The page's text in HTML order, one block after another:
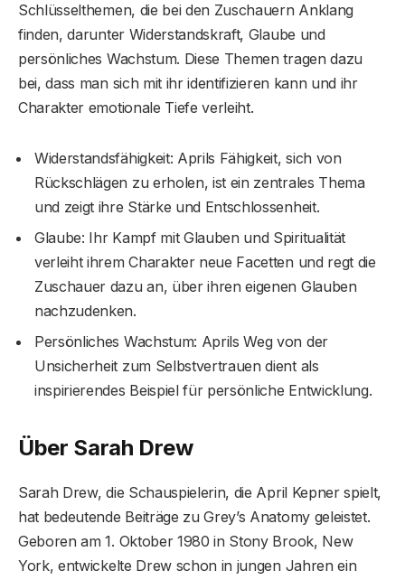
Schlüsselthemen, die bei den Zuschauern Anklang
finden, darunter Widerstandskraft, Glaube und
persönliches Wachstum. Diese Themen tragen dazu
bei, dass man sich mit ihr identifizieren kann und ihr
Charakter emotionale Tiefe verleiht.
Widerstandsfähigkeit: Aprils Fähigkeit, sich von
Rückschlägen zu erholen, ist ein zentrales Thema
und zeigt ihre Stärke und Entschlossenheit.
Glaube: Ihr Kampf mit Glauben und Spiritualität
verleiht ihrem Charakter neue Facetten und regt die
Zuschauer dazu an, über ihren eigenen Glauben
nachzudenken.
Persönliches Wachstum: Aprils Weg von der
Unsicherheit zum Selbstvertrauen dient als
inspirierendes Beispiel für persönliche Entwicklung.
Über Sarah Drew
Sarah Drew, die Schauspielerin, die April Kepner spielt,
hat bedeutende Beiträge zu Grey’s Anatomy geleistet.
Geboren am 1. Oktober 1980 in Stony Brook, New
York, entwickelte Drew schon in jungen Jahren ein